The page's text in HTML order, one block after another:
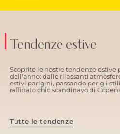
Tendenze estive
Scoprite le nostre tendenze
dell'anno: dalle rilassanti
estivi parigini, passando per gli
raffinato chic scandinavo di
Tutte le tendenze